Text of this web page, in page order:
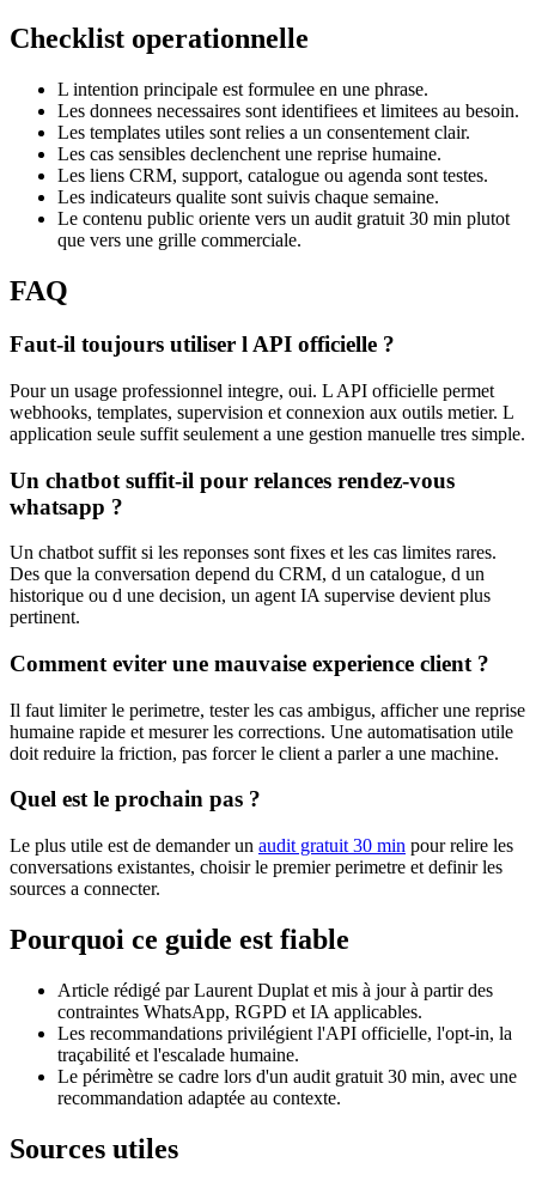
Checklist operationnelle
L intention principale est formulee en une phrase.
Les donnees necessaires sont identifiees et limitees au besoin.
Les templates utiles sont relies a un consentement clair.
Les cas sensibles declenchent une reprise humaine.
Les liens CRM, support, catalogue ou agenda sont testes.
Les indicateurs qualite sont suivis chaque semaine.
Le contenu public oriente vers un audit gratuit 30 min plutot
que vers une grille commerciale.
FAQ
Faut-il toujours utiliser l API officielle ?
Pour un usage professionnel integre, oui. L API officielle permet
webhooks, templates, supervision et connexion aux outils metier. L
application seule suffit seulement a une gestion manuelle tres simple.
Un chatbot suffit-il pour relances rendez-vous
whatsapp ?
Un chatbot suffit si les reponses sont fixes et les cas limites rares.
Des que la conversation depend du CRM, d un catalogue, d un
historique ou d une decision, un agent IA supervise devient plus
pertinent.
Comment eviter une mauvaise experience client ?
Il faut limiter le perimetre, tester les cas ambigus, afficher une reprise
humaine rapide et mesurer les corrections. Une automatisation utile
doit reduire la friction, pas forcer le client a parler a une machine.
Quel est le prochain pas ?
Le plus utile est de demander un audit gratuit 30 min pour relire les
conversations existantes, choisir le premier perimetre et definir les
sources a connecter.
Pourquoi ce guide est fiable
Article rédigé par Laurent Duplat et mis à jour à partir des
contraintes WhatsApp, RGPD et IA applicables.
Les recommandations privilégient l'API officielle, l'opt-in, la
traçabilité et l'escalade humaine.
Le périmètre se cadre lors d'un audit gratuit 30 min, avec une
recommandation adaptée au contexte.
Sources utiles